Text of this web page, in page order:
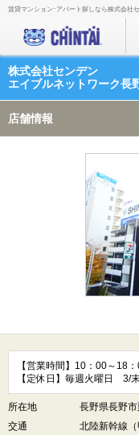
株式会社センデン
エイブルネットワーク長
店舗情報
【営業時間】10：00～18
【定休日】毎週火曜日 3/
所在地
長野県長野
交通
北陸新幹線